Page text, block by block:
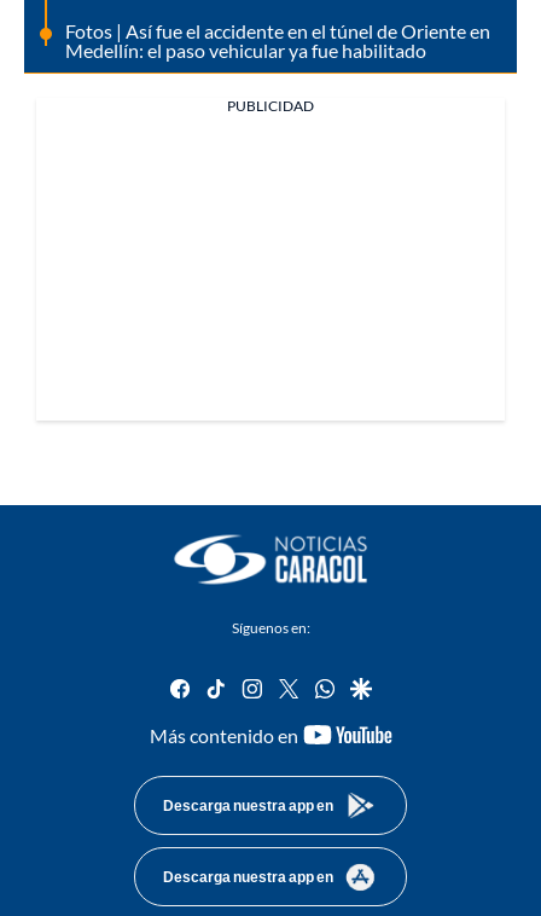
Fotos | Así fue el accidente en el túnel de Oriente en
Medellín: el paso vehicular ya fue habilitado
PUBLICIDAD
Síguenos en:
facebook
tiktok instagram
twitterwhatsapp
google
Más contenido en
youtube-
Descarga nuestra app en
Descarga nuestra app en